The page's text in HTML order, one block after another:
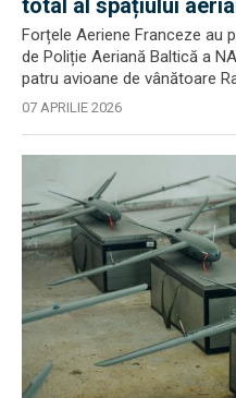
Forțele Aeriene Franceze au
de Poliție Aeriană Baltică a
patru avioane de vânătoare
07 APRILIE 2026